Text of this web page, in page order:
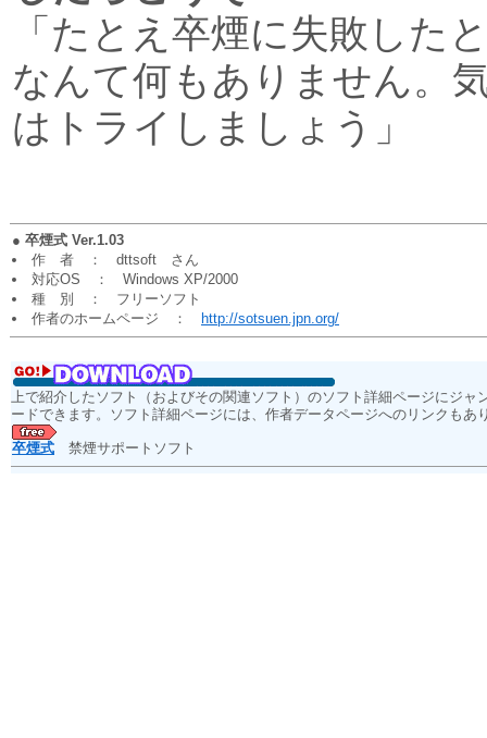
「たとえ卒煙に失敗した
なんて何もありません。
はトライしましょう」
● 卒煙式 Ver.1.03
作 者 ： dttsoft さん
対応OS ： Windows XP/2000
種 別 ： フリーソフト
作者のホームページ ：
http://sotsuen.jpn.org/
上で紹介したソフト（およびその関連ソフト）のソフト詳細ページにジ
ードできます。ソフト詳細ページには、作者データページへのリンクもあ
卒煙式 禁煙サポートソフト